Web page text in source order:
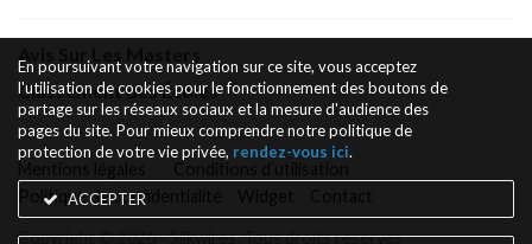
Classement des Écoles
Politique de confidentialité
Copyright © 2026 - Silkwires. Tous droits réservés
En poursuivant votre navigation sur ce site, vous acceptez
l'utilisation de cookies pour le fonctionnement des boutons de
partage sur les réseaux sociaux et la mesure d'audience des
pages du site. Pour mieux comprendre notre politique de
protection de votre vie privée, rendez-vous ici.
ACCEPTER